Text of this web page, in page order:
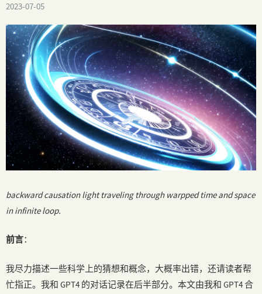
2023-07-05
backward causation light traveling through warpped time and space
in infinite loop.
前言：
我尽力描述一些科学上的猜想和概念，大概率出错，还请读者帮
忙指正。我和 GPT4 的对话记录在后半部分。本文由我和 GPT4 合